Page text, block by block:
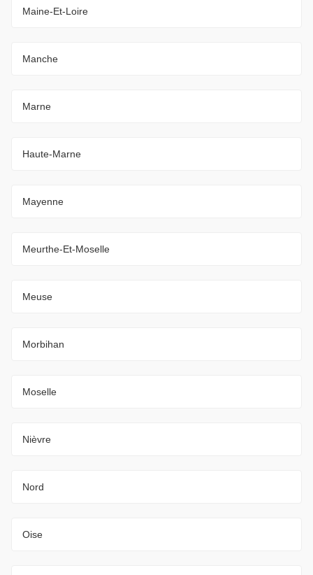
Maine-Et-Loire
Manche
Marne
Haute-Marne
Mayenne
Meurthe-Et-Moselle
Meuse
Morbihan
Moselle
Nièvre
Nord
Oise